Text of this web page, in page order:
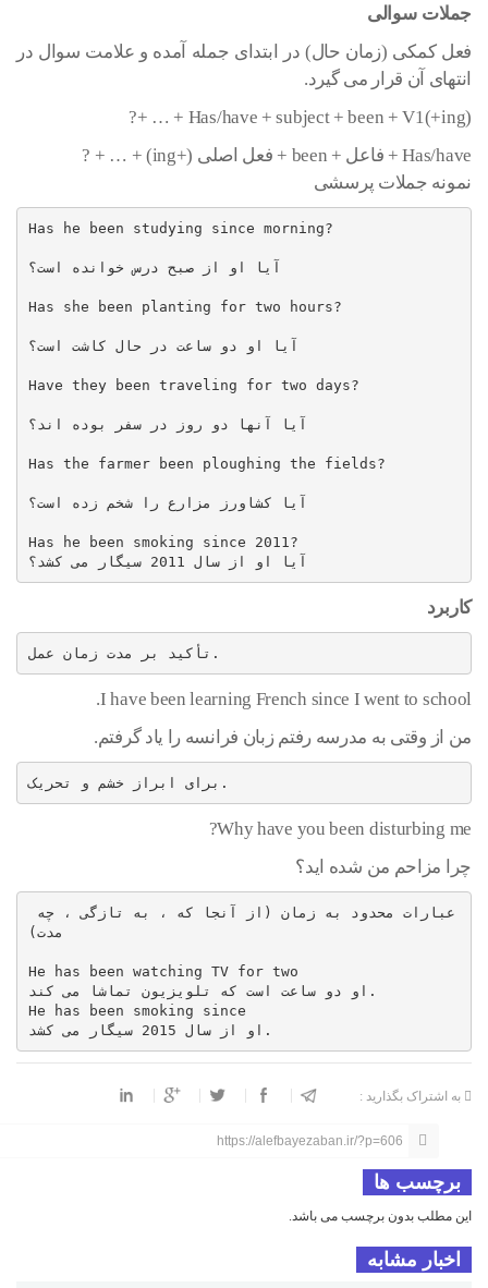
جملات سوالی
فعل کمکی (زمان حال) در ابتدای جمله آمده و علامت سوال در
انتهای آن قرار می گیرد.
Has/have + subject + been + V1(+ing) + … +?
Has/have + فاعل + been + فعل اصلی (+ing) + … + ?
نمونه جملات پرسشی
Has he been studying since morning?
آیا او از صبح درس خوانده است؟
Has she been planting for two hours?
آیا او دو ساعت در حال کاشت است؟
Have they been traveling for two days?
آیا آنها دو روز در سفر بوده اند؟
Has the farmer been ploughing the fields?
آیا کشاورز مزارع را شخم زده است؟
Has he been smoking since 2011?
آیا او از سال 2011 سیگار می کشد؟
کاربرد
تأکید بر مدت زمان عمل.
I have been learning French since I went to school.
من از وقتی به مدرسه رفتم زبان فرانسه را یاد گرفتم.
برای ابراز خشم و تحریک.
Why have you been disturbing me?
چرا مزاحم من شده اید؟
مدت)
He has been watching TV for two
او دو ساعت است که تلویزیون تماشا می کند.
He has been smoking since
او از سال 2015 سیگار می کشد.
به اشتراک بگذارید :
https://alefbayezaban.ir/?p=606
برچسب ها
این مطلب بدون برچسب می باشد.
اخبار مشابه